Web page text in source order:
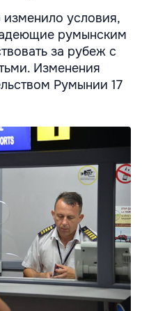
изменило условия,
румынским
за рубеж с
Изменения
Румынии 17